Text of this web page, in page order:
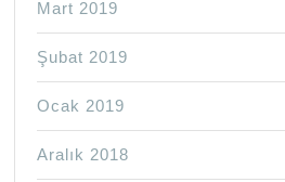
Mart 2019
Şubat 2019
Ocak 2019
Aralık 2018